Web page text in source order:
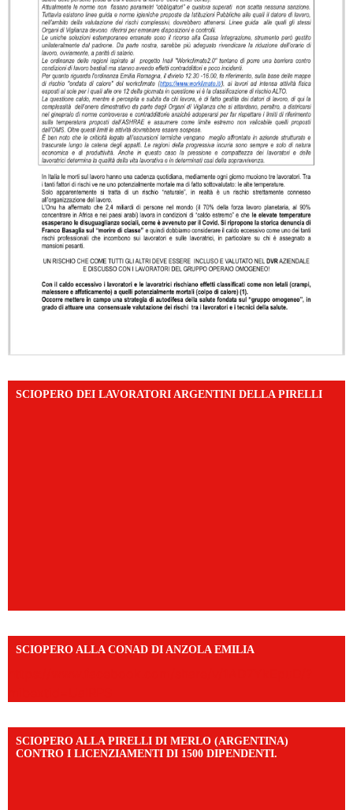
SCIOPERO DEI LAVORATORI ARGENTINI DELLA PIRELLI
SCIOPERO ALLA CONAD DI ANZOLA EMILIA
SCIOPERO ALLA PIRELLI DI MERLO (ARGENTINA)
CONTRO I LICENZIAMENTI DI 1500 DIPENDENTI.